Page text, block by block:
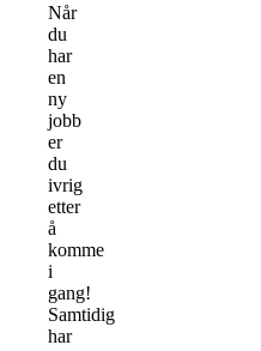
Når
du
har
en
ny
jobb
er
du
ivrig
etter
å
komme
i
gang!
Samtidig
har